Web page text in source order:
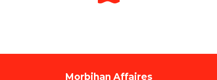
Morbihan Affaires